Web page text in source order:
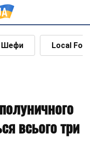
Шефи Local
всього три